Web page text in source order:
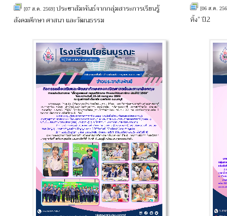
[07 ส.ค. 2569] ประชาสัมพันธ์จากกลุ่มสาระการเรียนรู้
สังคมศึกษา ศาสนา และวัฒนธรรม
[06 ส.ค.
ทิ้ง” ปี2